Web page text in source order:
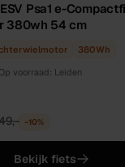
Psa1 e-
380wh 54 cm
380Wh
Op voorraad: Leiden
−10%
Bekijk fiets